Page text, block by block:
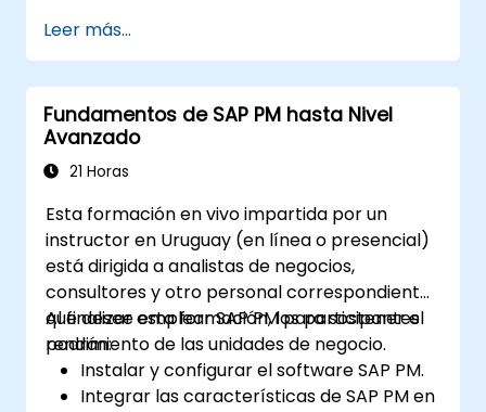
Leer más...
Fundamentos de SAP PM hasta Nivel
Avanzado
21 Horas
Esta formación en vivo impartida por un
instructor en Uruguay (en línea o presencial)
está dirigida a analistas de negocios,
consultores y otro personal correspondiente
que desee emplear SAP PM para sostener el
rendimiento de las unidades de negocio.
Al finalizar esta formación, los participantes
podrán:
Instalar y configurar el software SAP PM.
Integrar las características de SAP PM en